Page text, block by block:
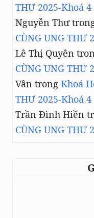
THƯ 2025-Khoá 4
Nguyễn Thư
CÙNG UNG THƯ
Lê Thị Quyên
CÙNG UNG THƯ
Vân trong Khoá
THƯ 2025-Khoá 4
Trần Đình Hiền
CÙNG UNG THƯ